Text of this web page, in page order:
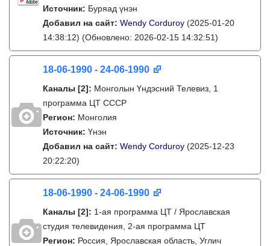
Источник: Буряад үнэн
Добавил на сайт: Wendy Corduroy (2025-01-20
14:38:12) (Обновлено: 2026-02-15 14:32:51)
18-06-1990 - 24-06-1990
Каналы [2]: Монголын Үндэсний Телевиз, 1
программа ЦТ СССР
Регион: Монголия
Источник: Үнэн
Добавил на сайт: Wendy Corduroy (2025-12-23
20:22:20)
18-06-1990 - 24-06-1990
Каналы [2]: 1-ая программа ЦТ / Ярославская
студия телевидения, 2-ая программа ЦТ
Регион: Россия, Ярославская область, Углич